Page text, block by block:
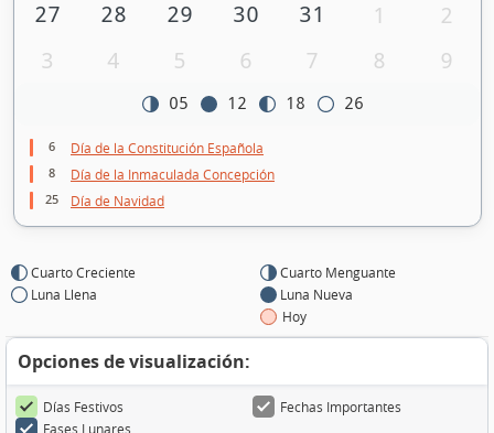
27
28 29 30 31 1
2
3
4 5 6 7 8 9
05 12 18 26
6 Día de la Constitución Española
8 Día de la Inmaculada Concepción
25 Día de Navidad
Cuarto Creciente
Luna Llena
Cuarto Menguante
Luna Nueva
Hoy
Opciones de visualización:
Días Festivos
Fechas Importantes
Fases Lunares